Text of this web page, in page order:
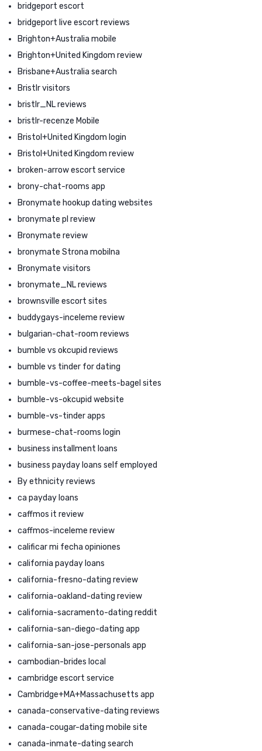
bridgeport escort
bridgeport live escort reviews
Brighton+Australia mobile
Brighton+United Kingdom review
Brisbane+Australia search
Bristlr visitors
bristlr_NL reviews
bristlr-recenze Mobile
Bristol+United Kingdom login
Bristol+United Kingdom review
broken-arrow escort service
brony-chat-rooms app
Bronymate hookup dating websites
bronymate pl review
Bronymate review
bronymate Strona mobilna
Bronymate visitors
bronymate_NL reviews
brownsville escort sites
buddygays-inceleme review
bulgarian-chat-room reviews
bumble vs okcupid reviews
bumble vs tinder for dating
bumble-vs-coffee-meets-bagel sites
bumble-vs-okcupid website
bumble-vs-tinder apps
burmese-chat-rooms login
business installment loans
business payday loans self employed
By ethnicity reviews
ca payday loans
caffmos it review
caffmos-inceleme review
calificar mi fecha opiniones
california payday loans
california-fresno-dating review
california-oakland-dating review
california-sacramento-dating reddit
california-san-diego-dating app
california-san-jose-personals app
cambodian-brides local
cambridge escort service
Cambridge+MA+Massachusetts app
canada-conservative-dating reviews
canada-cougar-dating mobile site
canada-inmate-dating search